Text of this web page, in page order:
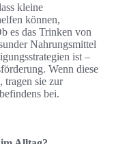
kleine
können,
es das Trinken von
Nahrungsmittel
ist –
Wenn diese
tragen sie zur
bei.